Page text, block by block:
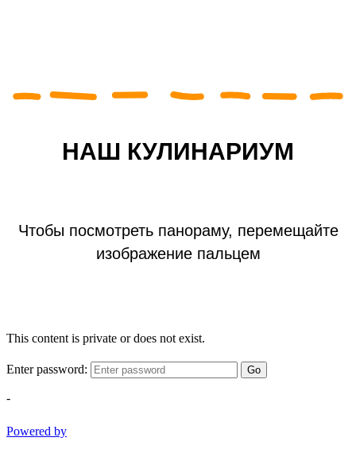
НАШ КУЛИНАРИУМ
Чтобы посмотреть панораму, перемещайте
изображение пальцем